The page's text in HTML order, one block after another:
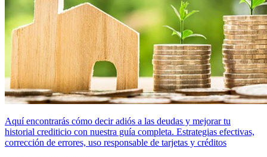
Aquí encontrarás cómo decir adiós a las deudas y mejorar tu
historial crediticio con nuestra guía completa. Estrategias efectivas,
corrección de errores, uso responsable de tarjetas y créditos